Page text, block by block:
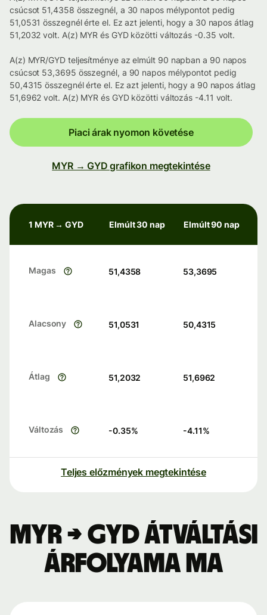
csúcsot 51,4358 összegnél, a 30 napos mélypontot pedig
51,0531 összegnél érte el. Ez azt jelenti, hogy a 30 napos átlag
51,2032 volt. A(z) MYR és GYD közötti változás -0.35 volt.
A(z) MYR/GYD teljesítménye az elmúlt 90 napban a 90 napos
csúcsot 53,3695 összegnél, a 90 napos mélypontot pedig
50,4315 összegnél érte el. Ez azt jelenti, hogy a 90 napos átlag
51,6962 volt. A(z) MYR és GYD közötti változás -4.11 volt.
Piaci árak nyomon követése
MYR → GYD grafikon megtekintése
1 MYR → GYD Elmúlt 30 nap Elmúlt 90 nap
Magas 51,4358 53,3695
Alacsony 51,0531 50,4315
Átlag 51,2032 51,6962
Változás -0.35% -4.11%
Teljes előzmények megtekintése
MYR → GYD átváltási
árfolyama ma